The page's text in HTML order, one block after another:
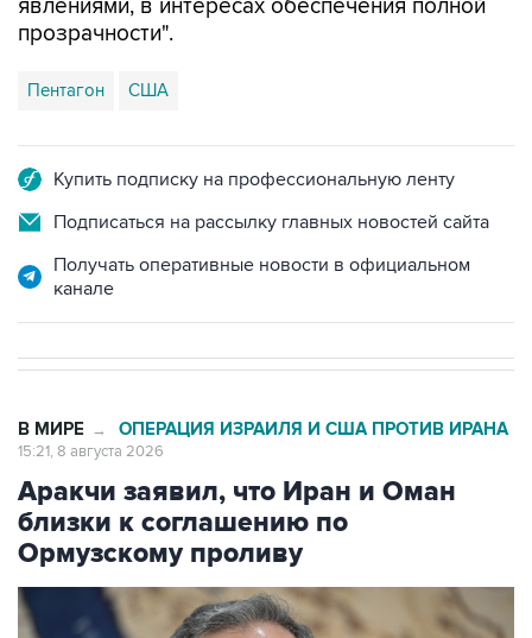
Пентагон США
Подписаться на рассылку главных новостей сайта
Получать оперативные новости в официальном
Аракчи заявил, что Иран и Оман
близки к соглашению по
Ормузскому проливу